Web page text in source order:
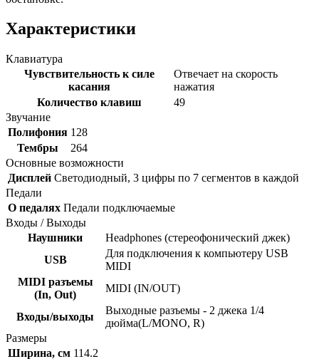
Характеристики
Клавиатура
Чувствительность к силе
касания
Отвечает на скорость
нажатия
Количество клавиш
49
Звучание
Полифония 128
Тембры
264
Основные возможности
Дисплей Светодиодный, 3 цифры по 7 сегментов в каждой
Педали
О педалях Педали подключаемые
Входы / Выходы
Наушники
Headphones (стереофонический джек)
USB
Для подключения к компьютеру USB
MIDI
MIDI разъемы
(In, Out)
MIDI (IN/OUT)
Входы/выходы
Выходные разъемы - 2 джека 1/4
дюйма(L/MONO, R)
Размеры
Ширина, см 114.2